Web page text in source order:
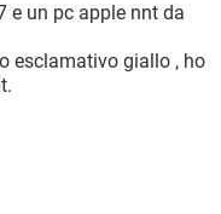
e un pc apple nnt da
esclamativo giallo , ho